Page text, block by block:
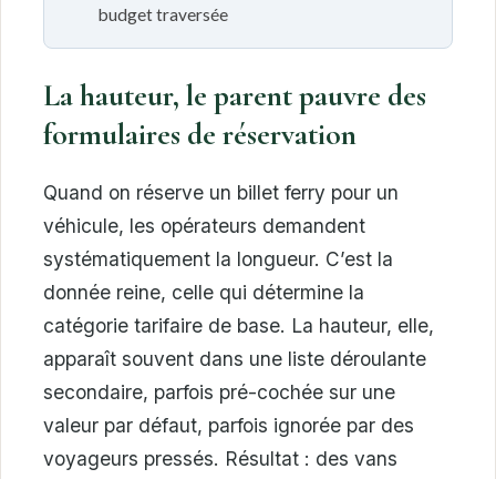
budget traversée
La hauteur, le parent pauvre des
formulaires de réservation
Quand on réserve un billet ferry pour un
véhicule, les opérateurs demandent
systématiquement la longueur. C’est la
donnée reine, celle qui détermine la
catégorie tarifaire de base. La hauteur, elle,
apparaît souvent dans une liste déroulante
secondaire, parfois pré-cochée sur une
valeur par défaut, parfois ignorée par des
voyageurs pressés. Résultat : des vans